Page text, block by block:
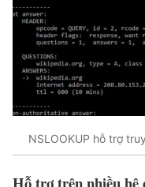
NSLOOKUP hỗ trợ
Hỗ trợ trên nhiều hệ